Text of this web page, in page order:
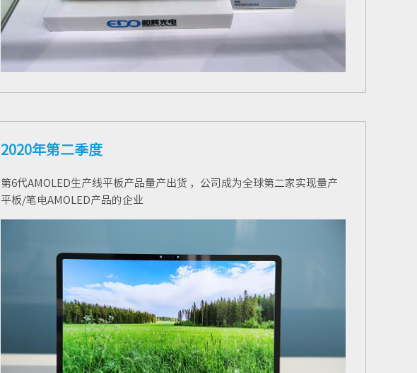
2020年第二季度
第6代AMOLED生产线平板产品量产出货 ，公司成为全球第二家实现量产
平板/笔电AMOLED产品的企业